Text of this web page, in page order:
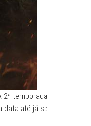
2ª temporada
data até já se